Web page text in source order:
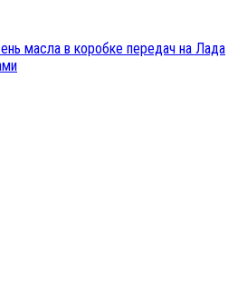
масла в коробке передач на Лада